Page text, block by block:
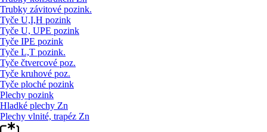
Trubky závitové pozink.
Tyče U,I,H pozink
Tyče U, UPE pozink
Tyče IPE pozink
Tyče L,T pozink.
Tyče čtvercové poz.
Tyče kruhové poz.
Tyče ploché pozink
Plechy pozink
Hladké plechy Zn
Plechy vlnité, trapéz Zn